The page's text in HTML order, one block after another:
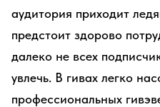
аудитория приходит
предстоит здорово
далеко не всех
увлечь. В гивах легко
профессиональных